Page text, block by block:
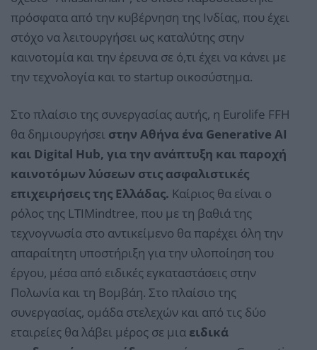
πρόσφατα από την κυβέρνηση της Ινδίας, που έχει
στόχο να λειτουργήσει ως καταλύτης στην
καινοτομία και την έρευνα σε ό,τι έχει να κάνει με
την τεχνολογία και το startup οικοσύστημα.
Στο πλαίσιο της συνεργασίας αυτής, η Eurolife FFH
θα δημιουργήσει στην Αθήνα ένα Generative AΙ
και Digital Hub, για την ανάπτυξη και παροχή
καινοτόμων λύσεων στις ασφαλιστικές
επιχειρήσεις της Ελλάδας. Καίριος θα είναι ο
ρόλος της LTIMindtree, που με τη βαθιά της
τεχνογνωσία στο αντικείμενο θα παρέχει όλη την
απαραίτητη υποστήριξη για την υλοποίηση του
έργου, μέσα από ειδικές εγκαταστάσεις στην
Πολωνία και τη Βομβάη. Στο πλαίσιο της
συνεργασίας, ομάδα στελεχών και από τις δύο
εταιρείες θα λάβει μέρος σε μια ειδικά